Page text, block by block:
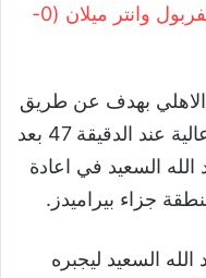
فيديو يوتيوب اهداف مباراة ليفربول وانتر ميلان (0-
الاهلي بهدف عن طريق
محمد مجدي أفشة بمهارة فردية عالية عند الدقيقة 47 بعد
السعيد في اعادة
جزاء بيراميدز.
السعيد ليجبره